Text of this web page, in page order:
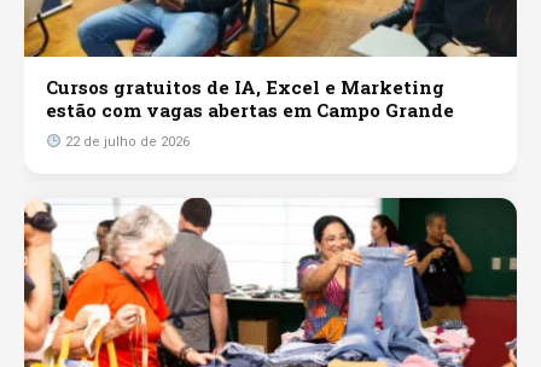
Cursos gratuitos de IA, Excel e Marketing
estão com vagas abertas em Campo Grande
22 de julho de 2026